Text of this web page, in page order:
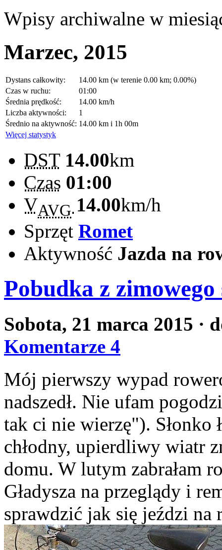
Wpisy archiwalne w
Marzec, 2015
Dystans całkowity:
14.00 km (w terenie 0.00 km; 0.00%)
Czas w ruchu:
01:00
Średnia prędkość:
14.00 km/h
Liczba aktywności:
1
Średnio na aktywność: 14.00 km i 1h 00m
Więcej statystyk
DST 14.00km
Czas 01:00
VAVG 14.00km/h
Sprzęt Romet
Aktywność Jazda na
Pobudka z zimowego
Sobota, 21 marca 2015 ·
Komentarze 4
Mój pierwszy wypad
nadszedł. Nie ufam
tak ci nie wierzę"). Słonko
chłodny, upierdliwy wiatr
domu. W lutym zabrałam
Gładysza na przeglądy i
sprawdzić jak się jeździ na